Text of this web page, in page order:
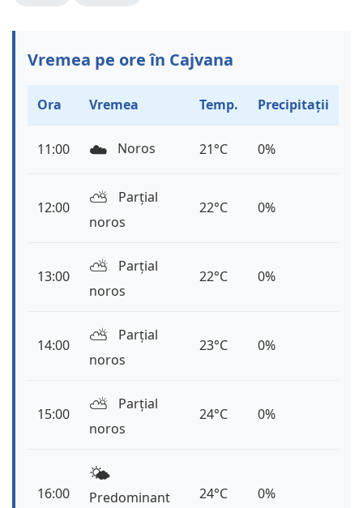
Vremea pe ore în Cajvana
Ora Vremea Temp. Precipitații
11:00 ☁️ Noros 21°C 0%
12:00 ⛅️
Parțial
noros
22°C 0%
13:00 ⛅️
Parțial
noros
22°C 0%
14:00 ⛅️
Parțial
noros
23°C 0%
15:00 ⛅️
Parțial
noros
24°C 0%
16:00
🌤️
Predominant
24°C 0%